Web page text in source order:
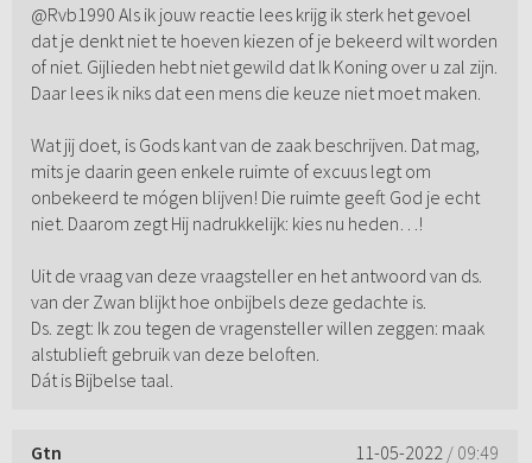
@Rvb1990 Als ik jouw reactie lees krijg ik sterk het gevoel
dat je denkt niet te hoeven kiezen of je bekeerd wilt worden
of niet. Gijlieden hebt niet gewild dat Ik Koning over u zal zijn.
Daar lees ik niks dat een mens die keuze niet moet maken.
Wat jij doet, is Gods kant van de zaak beschrijven. Dat mag,
mits je daarin geen enkele ruimte of excuus legt om
onbekeerd te mógen blijven! Die ruimte geeft God je echt
niet. Daarom zegt Hij nadrukkelijk: kies nu heden…!
Uit de vraag van deze vraagsteller en het antwoord van ds.
van der Zwan blijkt hoe onbijbels deze gedachte is.
Ds. zegt: Ik zou tegen de vragensteller willen zeggen: maak
alstublieft gebruik van deze beloften.
Dát is Bijbelse taal.
Gtn 11-05-2022 / 09:49